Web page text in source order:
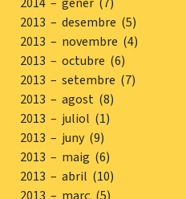
2013 – desembre (5)
2013 – novembre (4)
2013 – octubre (6)
2013 – setembre (7)
2013 – agost (8)
2013 – juliol (1)
2013 – juny (9)
2013 – maig (6)
2013 – abril (10)